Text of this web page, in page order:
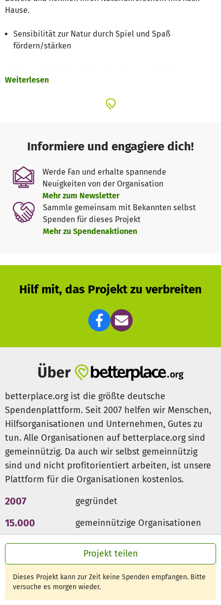
Projekt teilen
Dieses Projekt kann zur Zeit keine Spenden empfangen. Bitte
versuche es morgen wieder.
Hause.
Sensibilität zur Natur durch Spiel und Spaß
fördern/stärken
pädagogischer Ansätze (Experimentieren, Rollenspiele,
Der klassische Naturführerschein besteht aus 10 Modulen,
Regel im wöchentlichen Rhythmus durchgeführt werden.
Weiterlesen
Informiere und engagiere dich!
Werde Fan und erhalte spannende
Neuigkeiten von der Organisation
Mehr zum Newsletter
Sammle gemeinsam mit Bekannten selbst
Spenden für dieses Projekt
Mehr zu Spendenaktionen
Hilf mit, das Projekt zu verbreiten
Über
betterplace.org ist die größte deutsche
Spendenplattform. Seit 2007 helfen wir Menschen,
Hilfsorganisationen und Unternehmen, Gutes zu
tun. Alle Organisationen auf betterplace.org sind
gemeinnützig. Da auch wir selbst gemeinnützig
sind und nicht profitorientiert arbeiten, ist unsere
Plattform für die Organisationen kostenlos.
2007 gegründet
15.000 gemeinnützige Organisationen
300 Mio € für den guten Zweck